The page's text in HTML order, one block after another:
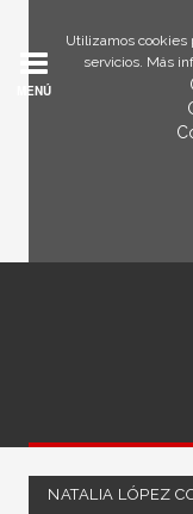
Utilizamos cookies
servicios. Más
MENÚ
NATALIA LÓPEZ